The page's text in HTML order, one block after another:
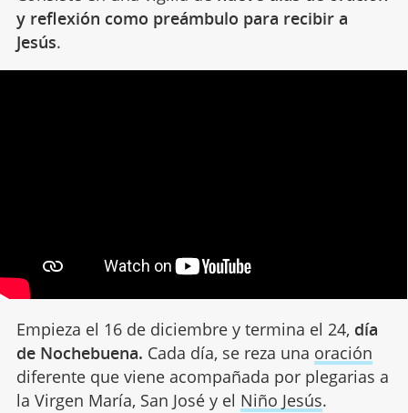
y reflexión como preámbulo para recibir a
Jesús.
Empieza el 16 de diciembre y termina el 24, día
de Nochebuena. Cada día, se reza una oración
diferente que viene acompañada por plegarias a
la Virgen María, San José y el Niño Jesús.